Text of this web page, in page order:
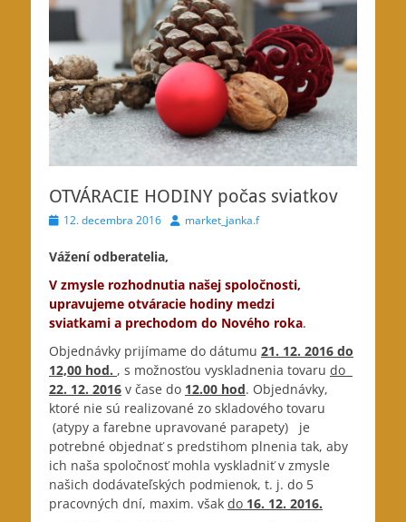
OTVÁRACIE HODINY počas sviatkov
Posted12. decembra 2016 Authormarket_janka.f
Vážení odberatelia,
V zmysle rozhodnutia našej spoločnosti,
upravujeme otváracie hodiny medzi
sviatkami a prechodom do Nového roka.
Objednávky prijímame do dátumu 21. 12. 2016 do
12,00 hod. , s možnosťou vyskladnenia tovaru do
22. 12. 2016 v čase do 12.00 hod. Objednávky,
ktoré nie sú realizované zo skladového tovaru
(atypy a farebne upravované parapety) je
potrebné objednať s predstihom plnenia tak, aby
ich naša spoločnosť mohla vyskladniť v zmysle
našich dodávateľských podmienok, t. j. do 5
pracovných dní, maxim. však do 16. 12. 2016.